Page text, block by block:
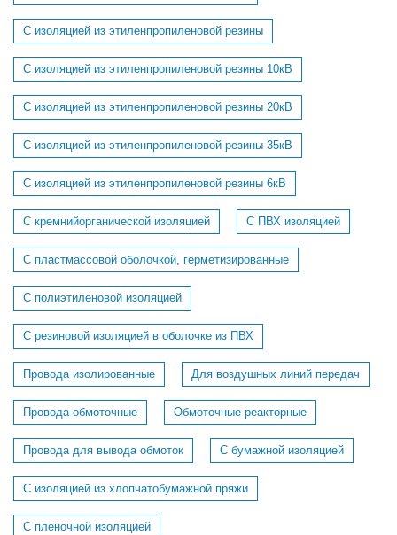
С изоляцией из этиленпропиленовой резины
С изоляцией из этиленпропиленовой резины 10кВ
С изоляцией из этиленпропиленовой резины 20кВ
С изоляцией из этиленпропиленовой резины 35кВ
С изоляцией из этиленпропиленовой резины 6кВ
С кремнийорганической изоляцией С ПВХ изоляцией
С пластмассовой оболочкой, герметизированные
С полиэтиленовой изоляцией
С резиновой изоляцией в оболочке из ПВХ
Провода изолированные Для воздушных линий передач
Провода обмоточные Обмоточные реакторные
Провода для вывода обмоток С бумажной изоляцией
С изоляцией из хлопчатобумажной пряжи
С пленочной изоляцией